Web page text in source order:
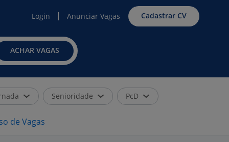
Login Anunciar Vagas Cadastrar CV
ACHAR VAGAS
Senioridade PcD
de Vagas